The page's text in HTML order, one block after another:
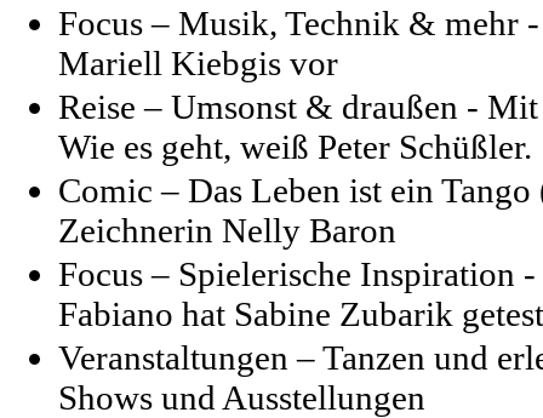
Focus – Musik, Technik & mehr
Mariell Kiebgis vor
Reise – Umsonst & draußen -
Wie es geht, weiß Peter Schüßler.
Comic – Das Leben ist ein
Zeichnerin Nelly Baron
Focus – Spielerische Inspiration
Fabiano hat Sabine Zubarik
Veranstaltungen – Tanzen und
Shows und Ausstellungen